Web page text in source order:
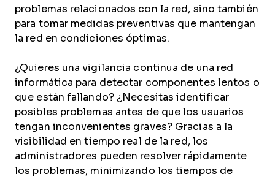
problemas relacionados con la red, sino también
para tomar medidas preventivas que mantengan
la red en condiciones óptimas.
¿Quieres una vigilancia continua de una red
informática para detectar componentes lentos o
que están fallando? ¿Necesitas identificar
posibles problemas antes de que los usuarios
tengan inconvenientes graves? Gracias a la
visibilidad en tiempo real de la red, los
administradores pueden resolver rápidamente
los problemas, minimizando los tiempos de